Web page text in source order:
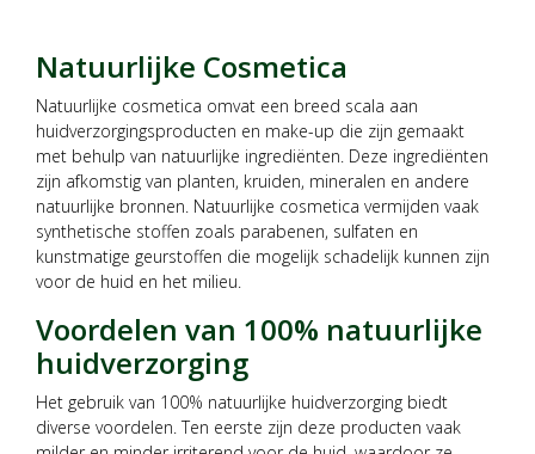
Natuurlijke Cosmetica
Natuurlijke cosmetica omvat een breed scala aan
huidverzorgingsproducten en make-up die zijn gemaakt
met behulp van natuurlijke ingrediënten. Deze ingrediënten
zijn afkomstig van planten, kruiden, mineralen en andere
natuurlijke bronnen. Natuurlijke cosmetica vermijden vaak
synthetische stoffen zoals parabenen, sulfaten en
kunstmatige geurstoffen die mogelijk schadelijk kunnen zijn
voor de huid en het milieu.
Voordelen van 100% natuurlijke
huidverzorging
Het gebruik van 100% natuurlijke huidverzorging biedt
diverse voordelen. Ten eerste zijn deze producten vaak